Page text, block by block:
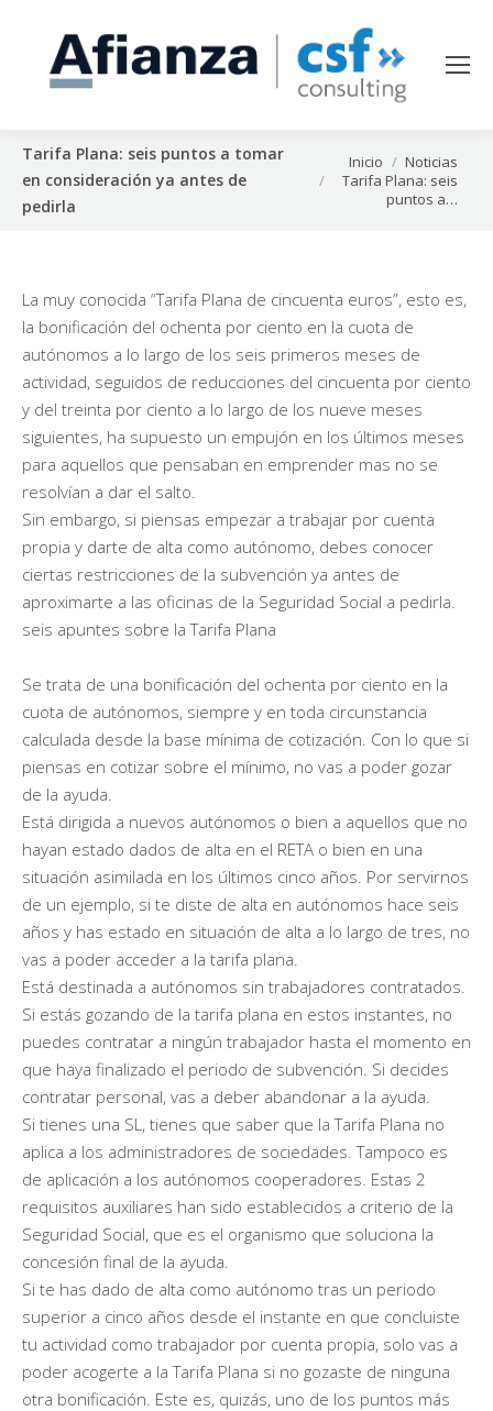
Tarifa Plana: seis puntos a tomar
en consideración ya antes de
pedirla
Estás aquí:
Inicio
Noticias
Tarifa Plana: seis
puntos a…
La muy conocida “Tarifa Plana de cincuenta euros”, esto es,
la bonificación del ochenta por ciento en la cuota de
autónomos a lo largo de los seis primeros meses de
actividad, seguidos de reducciones del cincuenta por ciento
y del treinta por ciento a lo largo de los nueve meses
siguientes, ha supuesto un empujón en los últimos meses
para aquellos que pensaban en emprender mas no se
resolvían a dar el salto.
Sin embargo, si piensas empezar a trabajar por cuenta
propia y darte de alta como autónomo, debes conocer
ciertas restricciones de la subvención ya antes de
aproximarte a las oficinas de la Seguridad Social a pedirla.
seis apuntes sobre la Tarifa Plana
Se trata de una bonificación del ochenta por ciento en la
cuota de autónomos, siempre y en toda circunstancia
calculada desde la base mínima de cotización. Con lo que si
piensas en cotizar sobre el mínimo, no vas a poder gozar
de la ayuda.
Está dirigida a nuevos autónomos o bien a aquellos que no
hayan estado dados de alta en el RETA o bien en una
situación asimilada en los últimos cinco años. Por servirnos
de un ejemplo, si te diste de alta en autónomos hace seis
años y has estado en situación de alta a lo largo de tres, no
vas a poder acceder a la tarifa plana.
Está destinada a autónomos sin trabajadores contratados.
Si estás gozando de la tarifa plana en estos instantes, no
puedes contratar a ningún trabajador hasta el momento en
que haya finalizado el periodo de subvención. Si decides
contratar personal, vas a deber abandonar a la ayuda.
Si tienes una SL, tienes que saber que la Tarifa Plana no
aplica a los administradores de sociedades. Tampoco es
de aplicación a los autónomos cooperadores. Estas 2
requisitos auxiliares han sido establecidos a criterio de la
Seguridad Social, que es el organismo que soluciona la
concesión final de la ayuda.
Si te has dado de alta como autónomo tras un periodo
superior a cinco años desde el instante en que concluiste
tu actividad como trabajador por cuenta propia, solo vas a
poder acogerte a la Tarifa Plana si no gozaste de ninguna
otra bonificación. Este es, quizás, uno de los puntos más